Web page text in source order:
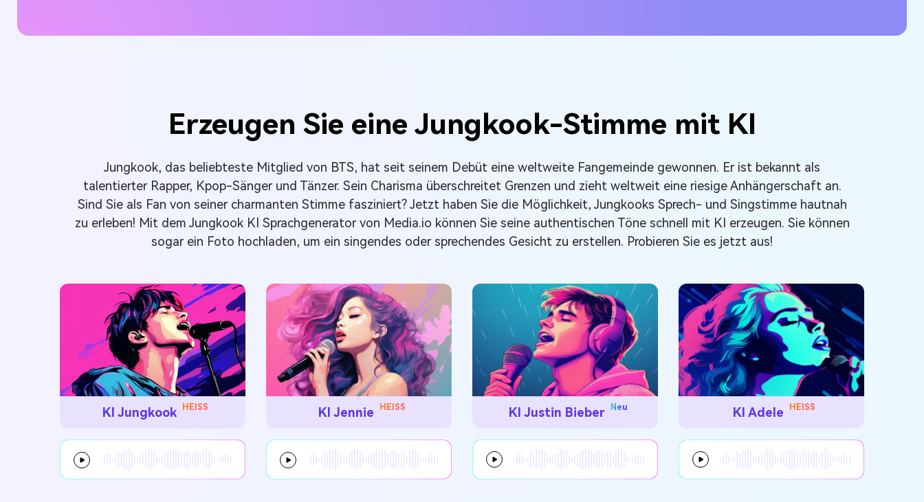
Erzeugen Sie eine Jungkook-Stimme mit KI
Jungkook, das beliebteste Mitglied von BTS, hat seit seinem Debüt eine weltweite Fangemeinde gewonnen. Er ist bekannt als
talentierter Rapper, Kpop-Sänger und Tänzer. Sein Charisma überschreitet Grenzen und zieht weltweit eine riesige Anhängerschaft an.
Sind Sie als Fan von seiner charmanten Stimme fasziniert? Jetzt haben Sie die Möglichkeit, Jungkooks Sprech- und Singstimme hautnah
zu erleben! Mit dem Jungkook KI Sprachgenerator von Media.io können Sie seine authentischen Töne schnell mit KI erzeugen. Sie können
sogar ein Foto hochladen, um ein singendes oder sprechendes Gesicht zu erstellen. Probieren Sie es jetzt aus!
KI Jungkook HEISS KI Jennie HEISS KI Justin Bieber Neu KI Adele HEISS